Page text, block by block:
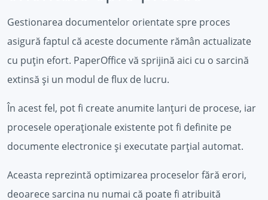
Gestionarea documentelor orientate spre proces
asigură faptul că aceste documente rămân actualizate
cu puțin efort. PaperOffice vă sprijină aici cu o sarcină
extinsă și un modul de flux de lucru.
În acest fel, pot fi create anumite lanțuri de procese, iar
procesele operaționale existente pot fi definite pe
documente electronice și executate parțial automat.
Aceasta reprezintă optimizarea proceselor fără erori,
deoarece sarcina nu numai că poate fi atribuită